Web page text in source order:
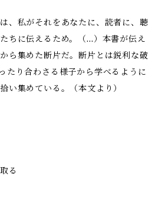
、私がそれをあなたに、読者に、聴
ちに伝えるため。（…）本書が伝え
ら集めた断片だ。断片とは鋭利な破
たり合わさる様子から学べるように
い集めている。（本文より）
る